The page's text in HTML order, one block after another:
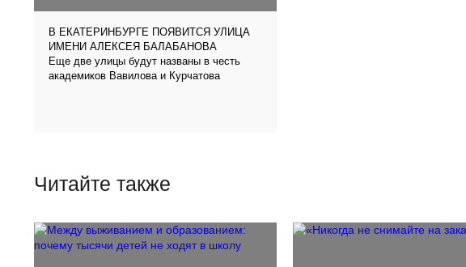
В ЕКАТЕРИНБУРГЕ ПОЯВИТСЯ УЛИЦА
ИМЕНИ АЛЕКСЕЯ БАЛАБАНОВА
Еще две улицы будут названы в честь
академиков Вавилова и Курчатова
Читайте также